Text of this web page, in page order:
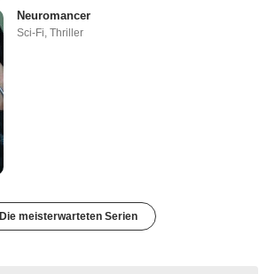
Neuromancer
Sci-Fi,Thriller
Die meisterwarteten Serien